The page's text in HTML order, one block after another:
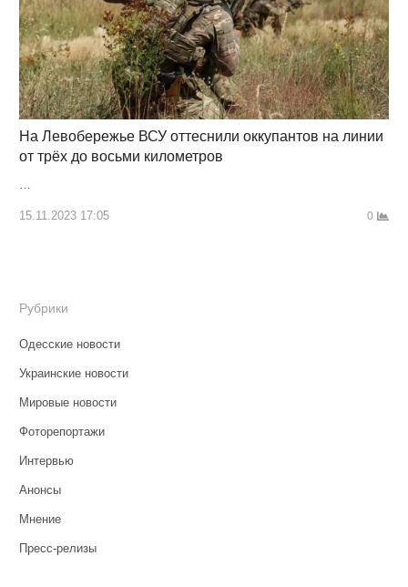
На Левобережье ВСУ оттеснили оккупантов на линии
от трёх до восьми километров
…
15.11.2023 17:05 0
Рубрики
Одесские новости
Украинские новости
Мировые новости
Фоторепортажи
Интервью
Анонсы
Мнение
Пресс-релизы